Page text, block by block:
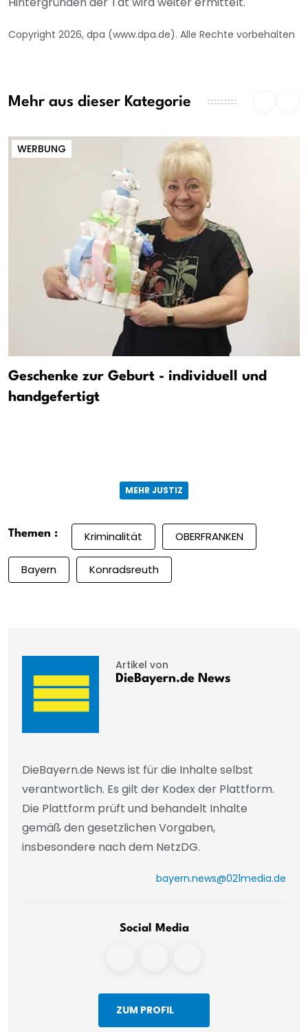
Copyright 2026, dpa (www.dpa.de). Alle Rechte vorbehalten
Mehr aus dieser Kategorie
WERBUNG
Geschenke zur Geburt - individuell und
handgefertigt
MEHR JUSTIZ
Themen : Kriminalität OBERFRANKEN
Bayern Konradsreuth
Artikel von
DieBayern.de News
DieBayern.de News ist für die Inhalte selbst
verantwortlich. Es gilt der Kodex der Plattform.
Die Plattform prüft und behandelt Inhalte
gemäß den gesetzlichen Vorgaben,
insbesondere nach dem NetzDG.
bayern.news@021media.de
Social Media
ZUM PROFIL